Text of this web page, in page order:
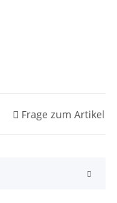
Frage zum Artikel